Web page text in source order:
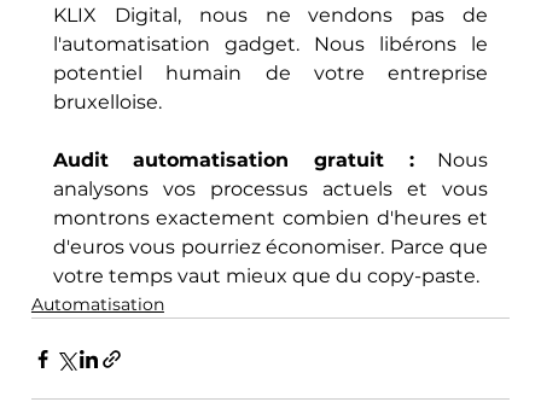
KLIX Digital, nous ne vendons pas de
l'automatisation gadget. Nous libérons le
potentiel humain de votre entreprise
bruxelloise.
Audit automatisation gratuit : Nous
analysons vos processus actuels et vous
montrons exactement combien d'heures et
d'euros vous pourriez économiser. Parce que
votre temps vaut mieux que du copy-paste.
Automatisation